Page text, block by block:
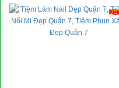
Đẹp Quận 7